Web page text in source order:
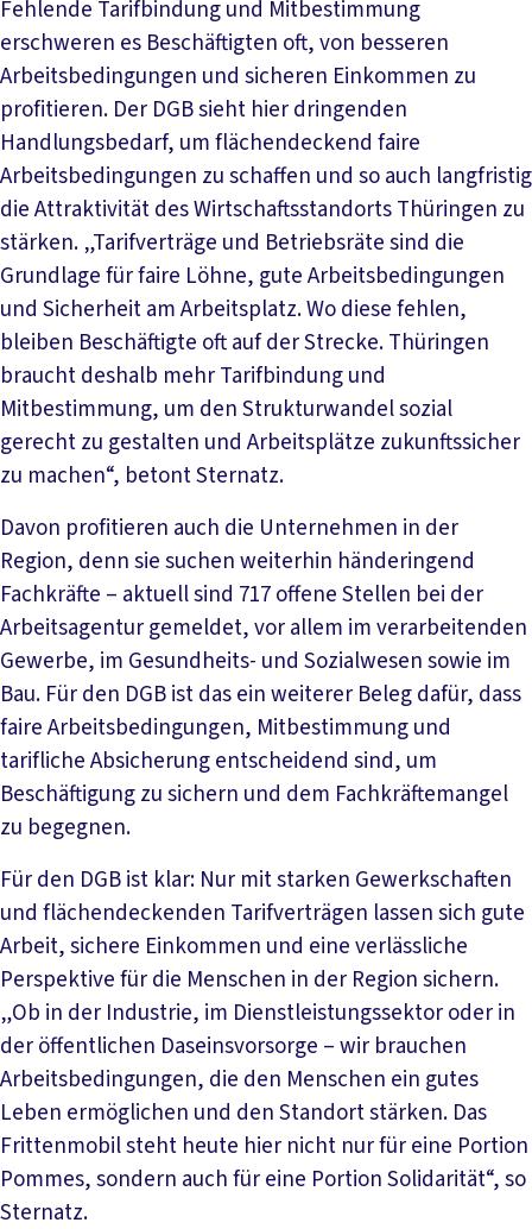
Fehlende Tarifbindung und Mitbestimmung
erschweren es Beschäftigten oft, von besseren
Arbeitsbedingungen und sicheren Einkommen zu
profitieren. Der DGB sieht hier dringenden
Handlungsbedarf, um flächendeckend faire
Arbeitsbedingungen zu schaffen und so auch langfristig
die Attraktivität des Wirtschaftsstandorts Thüringen zu
stärken. „Tarifverträge und Betriebsräte sind die
Grundlage für faire Löhne, gute Arbeitsbedingungen
und Sicherheit am Arbeitsplatz. Wo diese fehlen,
bleiben Beschäftigte oft auf der Strecke. Thüringen
braucht deshalb mehr Tarifbindung und
Mitbestimmung, um den Strukturwandel sozial
gerecht zu gestalten und Arbeitsplätze zukunftssicher
zu machen“, betont Sternatz.
Davon profitieren auch die Unternehmen in der
Region, denn sie suchen weiterhin händeringend
Fachkräfte – aktuell sind 717 offene Stellen bei der
Arbeitsagentur gemeldet, vor allem im verarbeitenden
Gewerbe, im Gesundheits- und Sozialwesen sowie im
Bau. Für den DGB ist das ein weiterer Beleg dafür, dass
faire Arbeitsbedingungen, Mitbestimmung und
tarifliche Absicherung entscheidend sind, um
Beschäftigung zu sichern und dem Fachkräftemangel
zu begegnen.
Für den DGB ist klar: Nur mit starken Gewerkschaften
und flächendeckenden Tarifverträgen lassen sich gute
Arbeit, sichere Einkommen und eine verlässliche
Perspektive für die Menschen in der Region sichern.
„Ob in der Industrie, im Dienstleistungssektor oder in
der öffentlichen Daseinsvorsorge – wir brauchen
Arbeitsbedingungen, die den Menschen ein gutes
Leben ermöglichen und den Standort stärken. Das
Frittenmobil steht heute hier nicht nur für eine Portion
Pommes, sondern auch für eine Portion Solidarität“, so
Sternatz.